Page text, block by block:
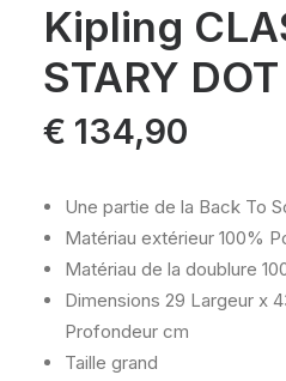
Kipling
STARY
€ 134,90
Une partie de la Back To
Matériau extérieur 100%
Matériau de la doublure
Dimensions 29 Largeur x
Profondeur cm
Taille grand